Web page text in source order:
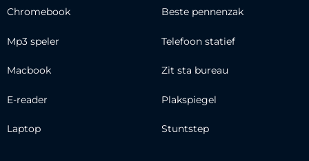
Chromebook
Mp3 speler
Macbook
E-reader
Laptop
Beste pennenzak
Telefoon statief
Zit sta bureau
Plakspiegel
Stuntstep